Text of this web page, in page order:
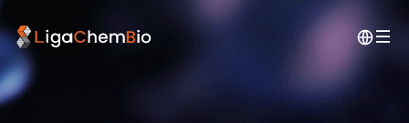
메
인
으